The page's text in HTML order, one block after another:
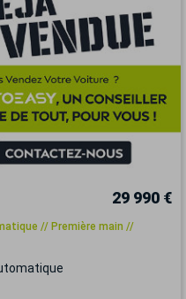
29 990 €
// Première main //